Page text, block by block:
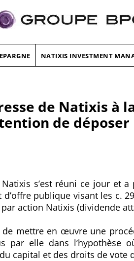
NATIXIS INVESTMENT
de Natixis à
de
s’est réuni ce jour et
d’offre publique visant les c.
action Natixis (dividende
de mettre en œuvre une
par elle dans l’hypothèse
capital et des droits de vote